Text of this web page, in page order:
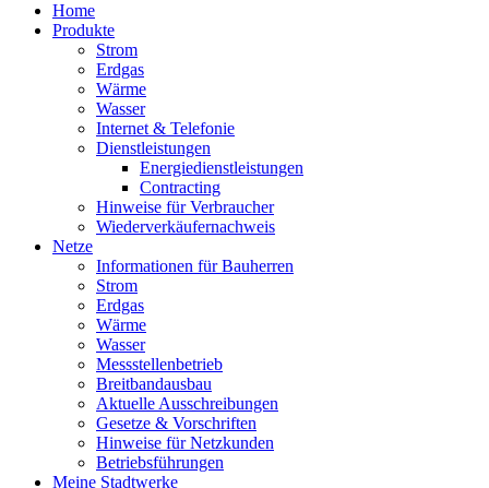
Home
Produkte
Strom
Erdgas
Wärme
Wasser
Internet & Telefonie
Dienstleistungen
Energiedienstleistungen
Contracting
Hinweise für Verbraucher
Wiederverkäufernachweis
Netze
Informationen für Bauherren
Strom
Erdgas
Wärme
Wasser
Messstellenbetrieb
Breitbandausbau
Aktuelle Ausschreibungen
Gesetze & Vorschriften
Hinweise für Netzkunden
Betriebsführungen
Meine Stadtwerke